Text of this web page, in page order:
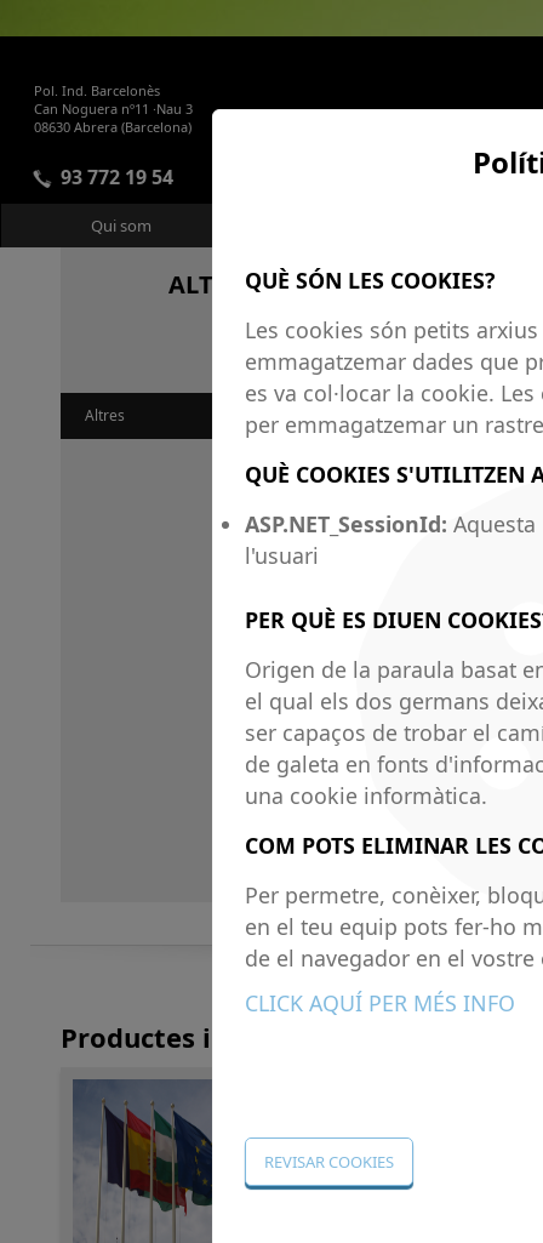
QUÈ SÓN LES COOKIES?
Les cookies són petits
emmagatzemar dades que
es va col·locar la cookie.
per emmagatzemar un
QUÈ COOKIES S'UTILITZEN
ASP.NET_SessionId:
l'usuari
PER QUÈ ES DIUEN
Origen de la paraula basat
el qual els dos germans
ser capaços de trobar el
de galeta en fonts
una cookie informàtica.
COM POTS ELIMINAR LES
Per permetre, conèixer,
en el teu equip pots fer-ho
de el navegador en el vostre
CLICK AQUÍ PER MÉS INFO
Pol. Ind. Barcelonès
Can Noguera nº11 ·Nau 3
08630 Abrera (Barcelona)
93 772 19 54
Qui som
ALTRES
Altres
Productes i Serveis
indústria o institucionals Banderes
publicitàries, institucionals i de països,